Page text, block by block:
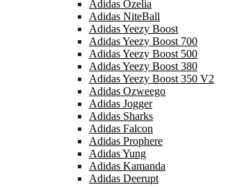
Adidas Ozelia
Adidas NiteBall
Adidas Yeezy Boost
Adidas Yeezy Boost 700
Adidas Yeezy Boost 500
Adidas Yeezy Boost 380
Adidas Yeezy Boost 350 V2
Adidas Ozweego
Adidas Jogger
Adidas Sharks
Adidas Falcon
Adidas Prophere
Adidas Yung
Adidas Kamanda
Adidas Deerupt